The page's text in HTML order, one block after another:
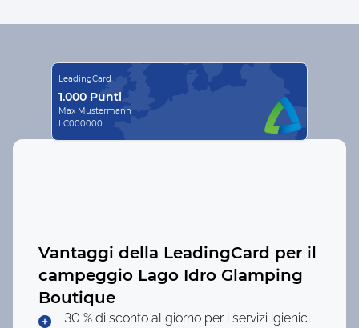
Vantaggi della LeadingCard per il
campeggio Lago Idro Glamping
Boutique
30 % di sconto al giorno per i servizi igienici
LeadingCard
1.000 Punti
Max Mustermann
LC000000